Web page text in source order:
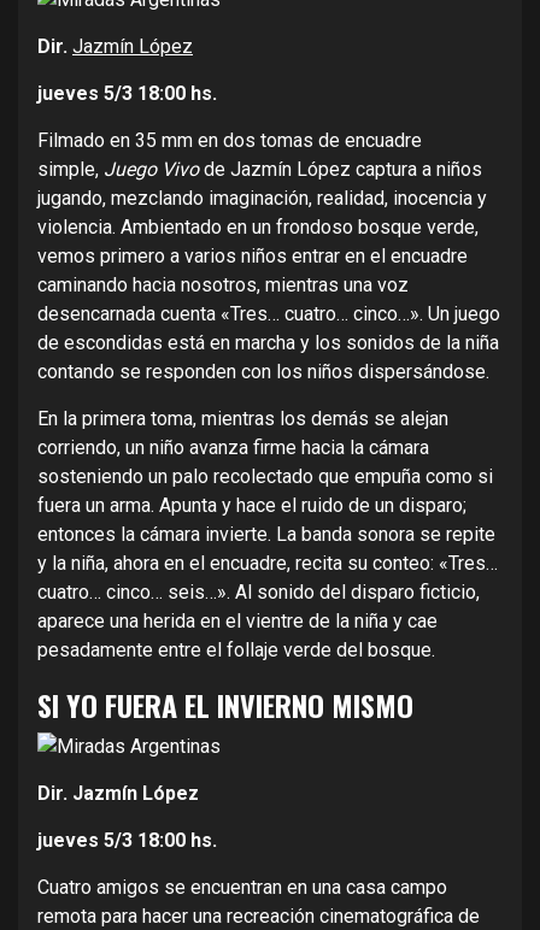
Dir. Jazmín López
jueves 5/3 18:00 hs.
Filmado en 35 mm en dos tomas de encuadre
simple, Juego Vivode Jazmín López captura a niños
jugando, mezclando imaginación, realidad, inocencia y
violencia. Ambientado en un frondoso bosque verde,
vemos primero a varios niños entrar en el encuadre
caminando hacia nosotros, mientras una voz
desencarnada cuenta «Tres… cuatro… cinco…». Un juego
de escondidas está en marcha y los sonidos de la niña
contando se responden con los niños dispersándose.
En la primera toma, mientras los demás se alejan
corriendo, un niño avanza firme hacia la cámara
sosteniendo un palo recolectado que empuña como si
fuera un arma. Apunta y hace el ruido de un disparo;
entonces la cámara invierte. La banda sonora se repite
y la niña, ahora en el encuadre, recita su conteo: «Tres…
cuatro… cinco… seis…». Al sonido del disparo ficticio,
aparece una herida en el vientre de la niña y cae
pesadamente entre el follaje verde del bosque.
SI YO FUERA EL INVIERNO MISMO
Dir. Jazmín López
jueves 5/3 18:00 hs.
Cuatro amigos se encuentran en una casa campo
remota para hacer una recreación cinematográfica de